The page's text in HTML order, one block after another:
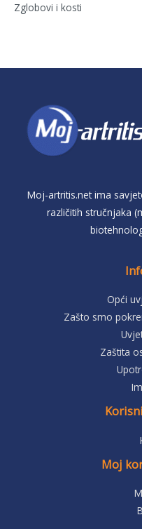
Zglobovi i kosti
Moj-artritis.net ima
različitih stručnjaka
Opći
Zašto smo
Zaštita
Moj